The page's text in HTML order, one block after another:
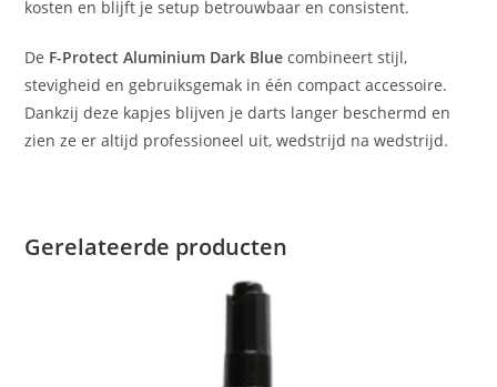
kosten en blijft je setup betrouwbaar en consistent.
De F-Protect Aluminium Dark Blue combineert stijl,
stevigheid en gebruiksgemak in één compact accessoire.
Dankzij deze kapjes blijven je darts langer beschermd en
zien ze er altijd professioneel uit, wedstrijd na wedstrijd.
Gerelateerde producten